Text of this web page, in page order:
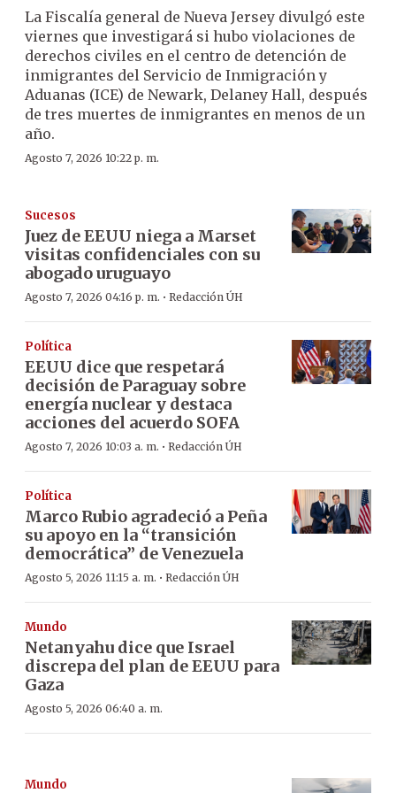
La Fiscalía general de Nueva Jersey divulgó este
viernes que investigará si hubo violaciones de
derechos civiles en el centro de detención de
inmigrantes del Servicio de Inmigración y
Aduanas (ICE) de Newark, Delaney Hall, después
de tres muertes de inmigrantes en menos de un
año.
Agosto 7, 2026 10:22 p. m.
Sucesos
Juez de EEUU niega a Marset
visitas confidenciales con su
abogado uruguayo
Agosto 7, 2026 04:16 p. m. · Redacción ÚH
Política
EEUU dice que respetará
decisión de Paraguay sobre
energía nuclear y destaca
acciones del acuerdo SOFA
Agosto 7, 2026 10:03 a. m. · Redacción ÚH
Política
Marco Rubio agradeció a Peña
su apoyo en la “transición
democrática” de Venezuela
Agosto 5, 2026 11:15 a. m. · Redacción ÚH
Mundo
Netanyahu dice que Israel
discrepa del plan de EEUU para
Gaza
Agosto 5, 2026 06:40 a. m.
Mundo